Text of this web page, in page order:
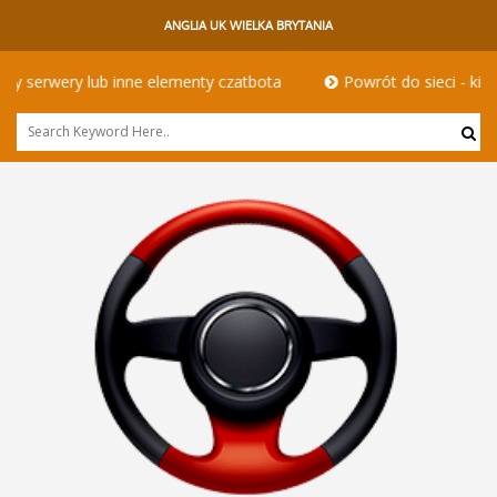
ANGLIA UK WIELKA BRYTANIA
czatbota Powrót do sieci - kierowcy hgv w innym wydaniu